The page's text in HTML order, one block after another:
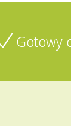
Gotowy